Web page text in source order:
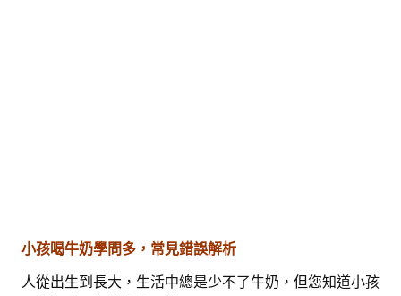
小孩喝牛奶學問多，常見錯誤解析
人從出生到長大，生活中總是少不了牛奶，但您知道小孩